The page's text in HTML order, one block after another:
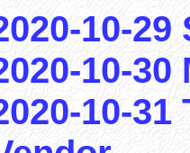
10-29
10-
10-